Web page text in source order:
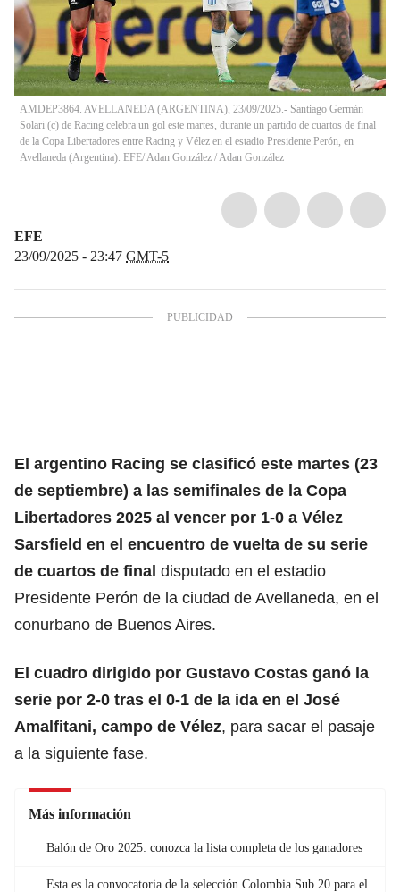
AMDEP3864. AVELLANEDA (ARGENTINA), 23/09/2025.- Santiago Germán
Solari (c) de Racing celebra un gol este martes, durante un partido de cuartos de final
de la Copa Libertadores entre Racing y Vélez en el estadio Presidente Perón, en
Avellaneda (Argentina). EFE/ Adan González /Adan González
EFE
23/09/2025 - 23:47 GMT-5
El argentino Racing se clasificó este martes (23
de septiembre) a las semifinales de la Copa
Libertadores 2025 al vencer por 1-0 a Vélez
Sarsfield en el encuentro de vuelta de su serie
de cuartos de final disputado en el estadio
Presidente Perón de la ciudad de Avellaneda, en el
conurbano de Buenos Aires.
El cuadro dirigido por Gustavo Costas ganó la
serie por 2-0 tras el 0-1 de la ida en el José
Amalfitani, campo de Vélez, para sacar el pasaje
a la siguiente fase.
Más información
Balón de Oro 2025: conozca la lista completa de los ganadores
Esta es la convocatoria de la selección Colombia Sub 20 para el